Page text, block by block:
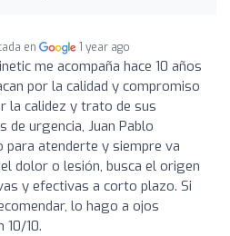
en 1 year ago
me acompaña hace 10 años
por la calidad y compromiso
la calidez y trato de sus
de urgencia, Juan Pablo
para atenderte y siempre va
dolor o lesión, busca el origen
y efectivas a corto plazo. Si
lo hago a ojos
10/10.